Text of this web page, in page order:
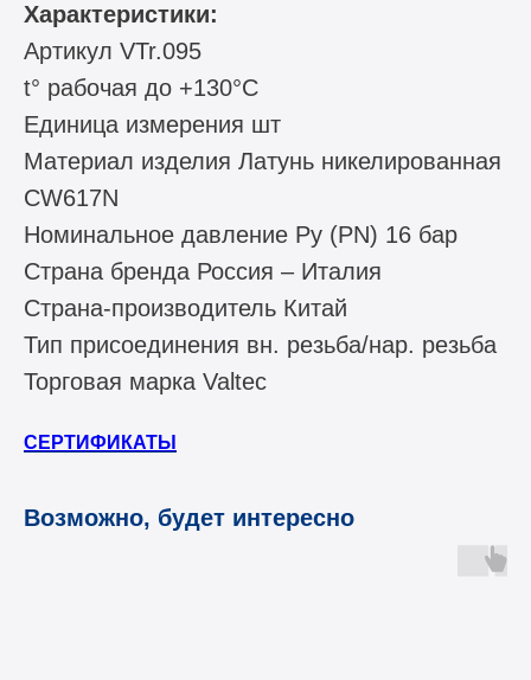
Характеристики:
Артикул VTr.095
t° рабочая до +130°C
Единица измерения шт
Материал изделия Латунь никелированная
CW617N
Номинальное давление Ру (PN) 16 бар
Страна бренда Россия – Италия
Страна-производитель Китай
Тип присоединения вн. резьба/нар. резьба
Торговая марка Valtec
СЕРТИФИКАТЫ
Возможно, будет интересно